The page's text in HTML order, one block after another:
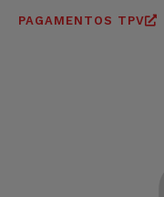
PAGAMENTOS TPV